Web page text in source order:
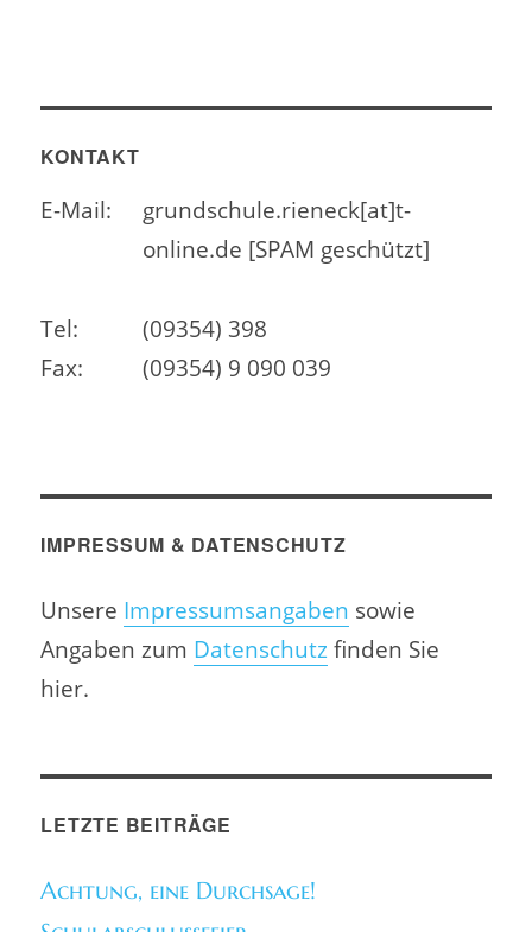
KONTAKT
E-Mail:
grundschule.rieneck[at]t-
online.de [SPAM geschützt]
Tel:
(09354) 398
Fax:
(09354) 9 090 039
IMPRESSUM & DATENSCHUTZ
Unsere Impressumsangaben sowie
Angaben zum Datenschutzfinden Sie
hier.
LETZTE BEITRÄGE
Achtung, eine Durchsage!